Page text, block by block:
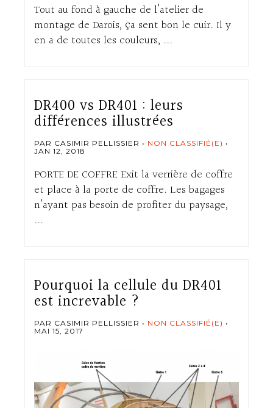
Tout au fond à gauche de l’atelier de
montage de Darois, ça sent bon le cuir. Il y
en a de toutes les couleurs, ...
DR400 vs DR401 : leurs
différences illustrées
PAR CASIMIR PELLISSIER
NON CLASSIFIÉ(E)
JAN 12, 2018
PORTE DE COFFRE Exit la verrière de coffre
et place à la porte de coffre. Les bagages
n’ayant pas besoin de profiter du paysage,
...
Pourquoi la cellule du DR401
est increvable ?
PAR CASIMIR PELLISSIER
NON CLASSIFIÉ(E)
MAI 15, 2017